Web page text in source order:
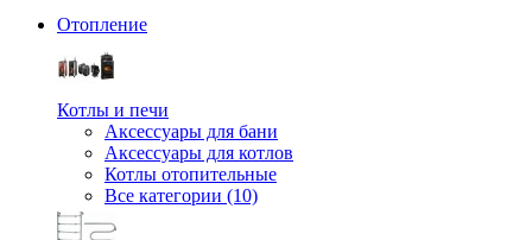
Отопление
Котлы и печи
Аксессуары для бани
Аксессуары для котлов
Котлы отопительные
Все категории (10)